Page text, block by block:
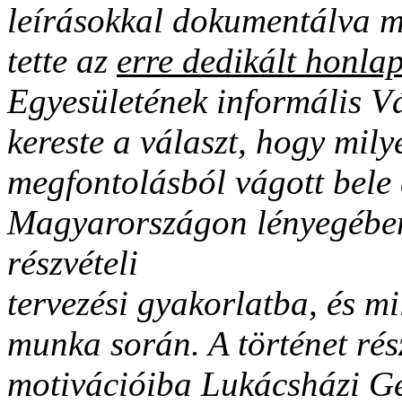
leírásokkal dokumentálva
tette az erre dedikált
Egyesületének informális
kereste a választ, hogy
megfontolásból vágott
Magyarországon
részvételi
tervezési gyakorlatba, és
munka során. A történet
motivációiba Lukácsházi